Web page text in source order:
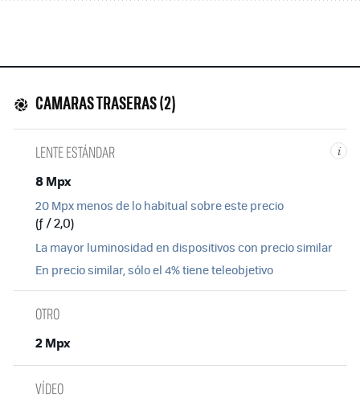
CAMARAS TRASERAS (2)
i
LENTE ESTÁNDAR
8 Mpx
20 Mpx menos de lo habitual sobre este precio
(ƒ / 2,0)
La mayor luminosidad en dispositivos con precio similar
En precio similar, sólo el 4% tiene teleobjetivo
OTRO
2 Mpx
VÍDEO